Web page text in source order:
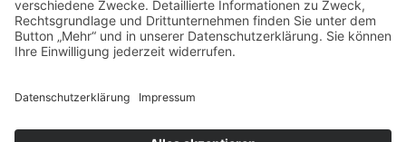
Versicherungen, Sterbekassen etc.
Anlegen von sicheren Treuhandkonten und